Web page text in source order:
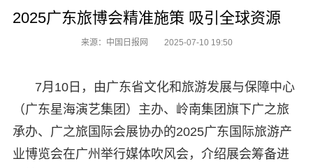
2025广东旅博会精准施策 吸引全球资源
来源：中国日报网 2025-07-10 19:50
7月10日，由广东省文化和旅游发展与保障中心
（广东星海演艺集团）主办、岭南集团旗下广之旅
承办、广之旅国际会展协办的2025广东国际旅游产
业博览会在广州举行媒体吹风会，介绍展会筹备进